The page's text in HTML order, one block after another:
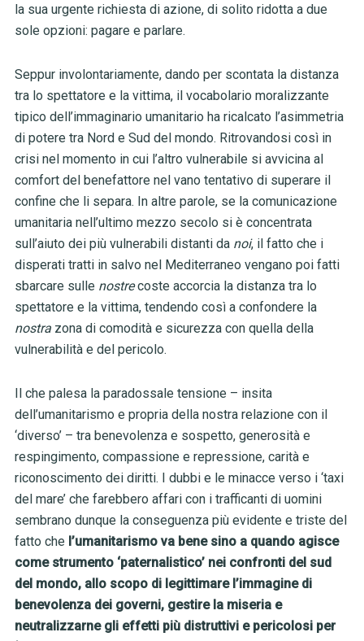
la sua urgente richiesta di azione, di solito ridotta a due
sole opzioni: pagare e parlare.
Seppur involontariamente, dando per scontata la distanza
tra lo spettatore e la vittima, il vocabolario moralizzante
tipico dell’immaginario umanitario ha ricalcato l’asimmetria
di potere tra Nord e Sud del mondo. Ritrovandosi così in
crisi nel momento in cui l’altro vulnerabile si avvicina al
comfort del benefattore nel vano tentativo di superare il
confine che li separa. In altre parole, se la comunicazione
umanitaria nell’ultimo mezzo secolo si è concentrata
sull’aiuto dei più vulnerabili distanti da noi, il fatto che i
disperati tratti in salvo nel Mediterraneo vengano poi fatti
sbarcare sulle nostrecoste accorcia la distanza tra lo
spettatore e la vittima, tendendo così a confondere la
nostrazona di comodità e sicurezza con quella della
vulnerabilità e del pericolo.
Il che palesa la paradossale tensione – insita
dell’umanitarismo e propria della nostra relazione con il
‘diverso’ – tra benevolenza e sospetto, generosità e
respingimento, compassione e repressione, carità e
riconoscimento dei diritti. I dubbi e le minacce verso i ‘taxi
del mare’ che farebbero affari con i trafficanti di uomini
sembrano dunque la conseguenza più evidente e triste del
fatto che l’umanitarismo va bene sino a quando agisce
come strumento ‘paternalistico’ nei confronti del sud
del mondo, allo scopo di legittimare l’immagine di
benevolenza dei governi, gestire la miseria e
neutralizzarne gli effetti più distruttivi e pericolosi per